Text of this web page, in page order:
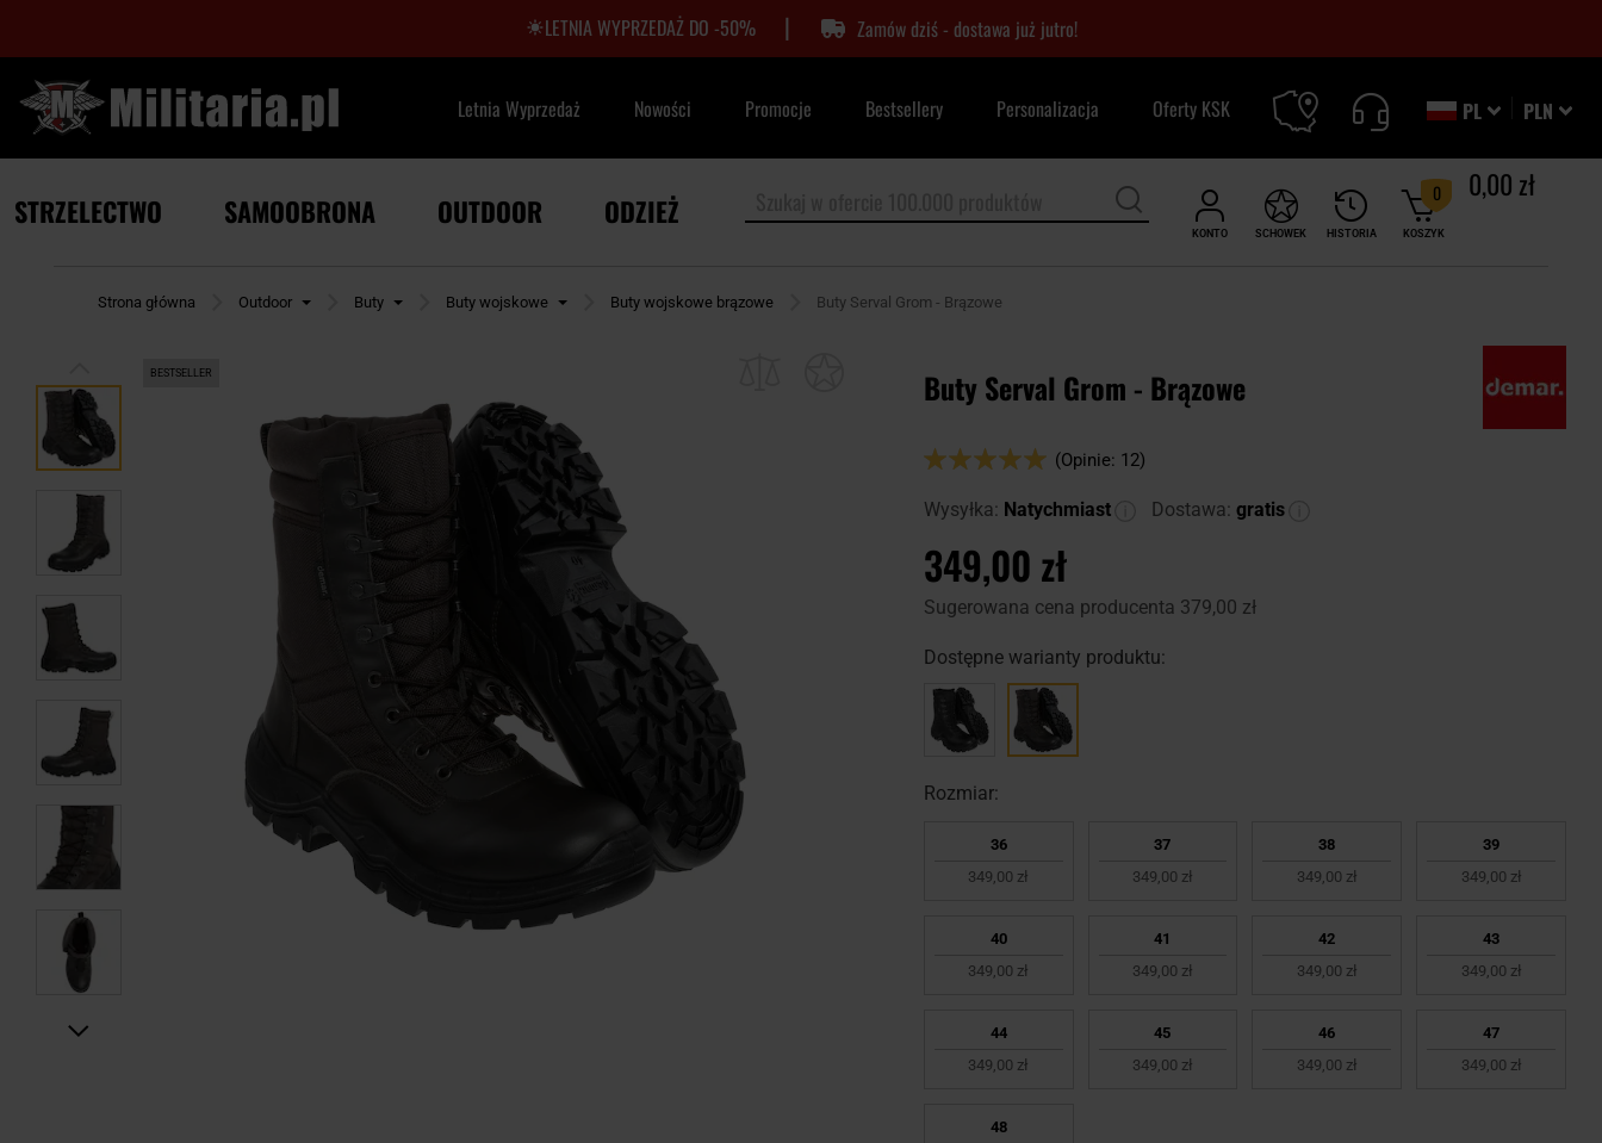
LETNIA WYPRZEDAŻ DO -50% | Zamów dziś - dostawa już jutro!
PLN
PL
Letnia Wyprzedaż Nowości Promocje Bestsellery Personalizacja Oferty KSK
KONTO HISTORIA
SCHOWEK KOSZYK
0 0,00 zł
STRZELECTWO SAMOOBRONA OUTDOOR ODZIEŻ
Strona główna Outdoor Buty Buty wojskowe Buty wojskowe brązowe Buty Serval Grom - Brązowe
BESTSELLER Buty Serval Grom - Brązowe
Ocena:
(Opinie: 12)
Wysyłka: Natychmiast Dostawa: gratis
349,00 zł
Sugerowana cena producenta 379,00 zł
Dostępne warianty produktu:
Rozmiar:
36
349,00 zł
37
349,00 zł
38
349,00 zł
39
349,00 zł
40
349,00 zł
41
349,00 zł
42
349,00 zł
43
349,00 zł
44
349,00 zł
45
349,00 zł
46
349,00 zł
47
349,00 zł
48